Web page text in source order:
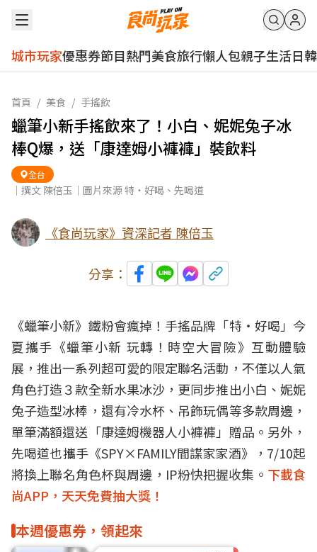
城市玩家優惠券節目熱門美食旅行懶人包親子生活日韓
首頁 / 美食 / 手搖飲
蠟筆小新手搖飲來了！小白、妮妮兔子冰
棒Q爆，送「康達姆小褲褲」裝飲料
全台
｜撰文 陳倍玉｜圖片來源 特‧好喝、先喝道
《食尚玩家》資深記者 陳倍玉
分享：
《蠟筆小新》鐵粉會瘋掉！手搖品牌「特‧好喝」今
夏攜手《蠟筆小新 玩轉！時空大冒險》互動體驗
展，推出一系列超可愛的限定聯名活動，不僅以人氣
角色打造３款全新水果冰沙，更同步推出小白、妮妮
兔子造型冰棒，還有冷水杯、吊飾玩偶等多款周邊，
單筆滿額還送「康達姆機器人小褲褲」贈品。另外，
先喝道也攜手《SPY×FAMILY間諜家家酒》，7/10起
將換上聯名角色杯與周邊，IP粉快把握收集。 下載食
尚APP，天天免費抽大獎！
本週優惠券，領起來